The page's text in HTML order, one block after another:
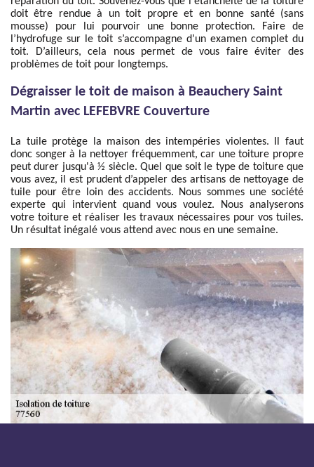
doit être rendue à un toit propre et en bonne santé (sans
mousse) pour lui pourvoir une bonne protection. Faire de
l’hydrofuge sur le toit s’accompagne d’un examen complet du
toit. D’ailleurs, cela nous permet de vous faire éviter des
problèmes de toit pour longtemps.
Dégraisser le toit de maison à Beauchery Saint
Martin avec LEFEBVRE Couverture
La tuile protège la maison des intempéries violentes. Il faut
donc songer à la nettoyer fréquemment, car une toiture propre
peut durer jusqu'à ½ siècle. Quel que soit le type de toiture que
vous avez, il est prudent d’appeler des artisans de nettoyage de
tuile pour être loin des accidents. Nous sommes une société
experte qui intervient quand vous voulez. Nous analyserons
votre toiture et réaliser les travaux nécessaires pour vos tuiles.
Un résultat inégalé vous attend avec nous en une semaine.